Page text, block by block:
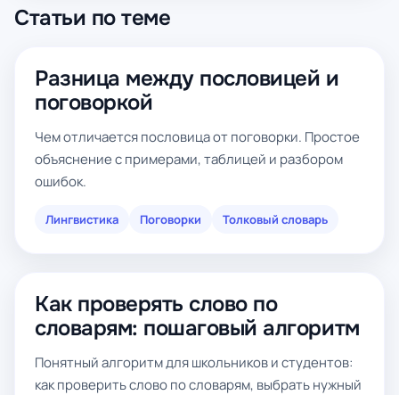
Статьи по теме
Разница между пословицей и
поговоркой
Чем отличается пословица от поговорки. Простое
объяснение с примерами, таблицей и разбором
ошибок.
Лингвистика Поговорки Толковый словарь
Как проверять слово по
словарям: пошаговый алгоритм
Понятный алгоритм для школьников и студентов:
как проверить слово по словарям, выбрать нужный